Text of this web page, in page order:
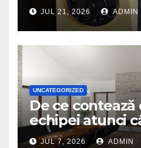
JUL 21, 2026 ADMIN
UNCATEGORIZED
De ce
echipei atunci
birou de
JUL 7, 2026 ADMIN